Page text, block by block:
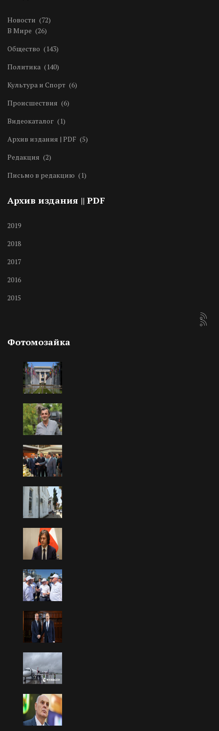
Новости (72)
В Мире (26)
Общество (143)
Политика (140)
Культура и Спорт (6)
Происшествия (6)
Видеокаталог (1)
Архив издания | PDF (5)
Редакция (2)
Письмо в редакцию (1)
Архив издания || PDF
2019
2018
2017
2016
2015
Фотомозайка